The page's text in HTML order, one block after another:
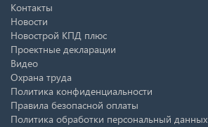
Контакты
Новости
Новострой КПД плюс
Проектные декларации
Видео
Охрана труда
Политика конфиденциальности
Правила безопасной оплаты
Политика обработки персональный данных